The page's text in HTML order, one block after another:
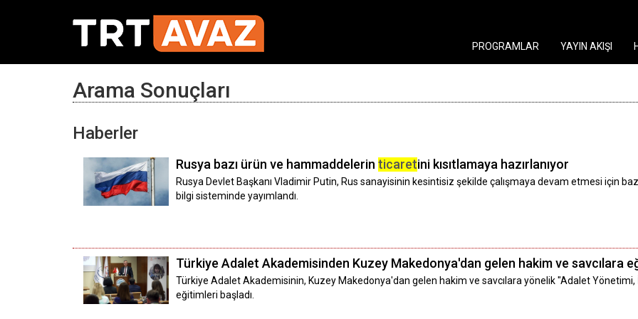
PROGRAMLAR YAYIN AKIŞI
Arama Sonuçları
Haberler
Rusya bazı ürün ve hammaddelerin ticaretini kısıtlamaya hazırlanıyor
Rusya Devlet Başkanı Vladimir Putin, Rus sanayisinin kesintisiz şekilde çalışmaya devam etmesi için
bilgi sisteminde yayımlandı.
Türkiye Adalet Akademisinden Kuzey Makedonya'dan gelen hakim ve savcılara
Türkiye Adalet Akademisinin, Kuzey Makedonya'dan gelen hakim ve savcılara yönelik "Adalet Yönetimi,
eğitimleri başladı.